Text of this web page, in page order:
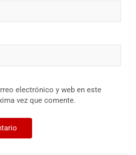
electrónico y web en este
vez que comente.